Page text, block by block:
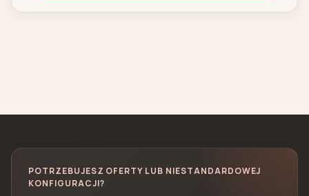
POTRZEBUJESZ OFERTY LUB NIESTANDARDOWEJ
KONFIGURACJI?